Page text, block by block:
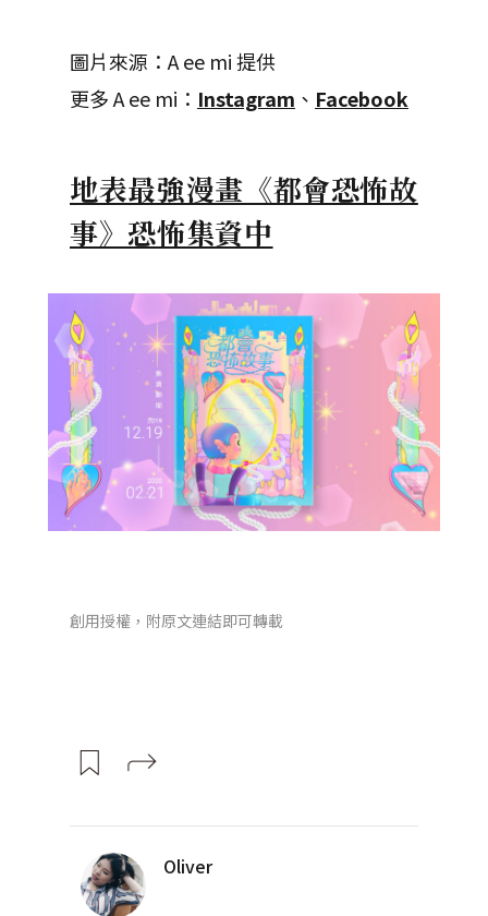
圖片來源：A ee mi 提供
更多 A ee mi： Instagram 、 Facebook
地表最強漫畫《都會恐怖故
事》恐怖集資中
創用授權，附原文連結即可轉載
Oliver